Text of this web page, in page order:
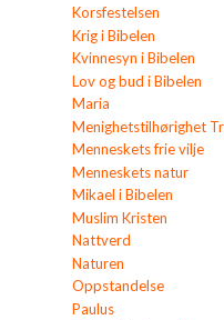
Korsfestelsen
Krig i Bibelen
Kvinnesyn i Bibelen
Lov og bud i Bibelen
Maria
Menighetstilhørighet
Menneskets frie vilje
Menneskets natur
Mikael i Bibelen
Muslim Kristen
Nattverd
Naturen
Oppstandelse
Paulus